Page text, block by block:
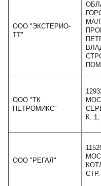
ООО "ЭКСТЕРИО-
ТТ"
ООО "ТК
ПЕТРОМИКС"
К.
ООО "РЕГАЛ"
СТР.